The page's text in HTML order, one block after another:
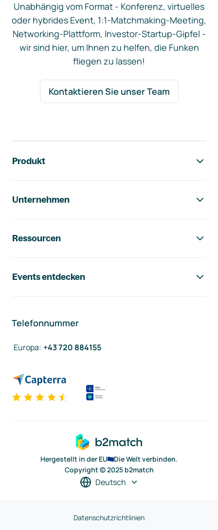
Unabhängig vom Format - Konferenz, virtuelles
oder hybrides Event, 1:1-Matchmaking-Meeting,
Networking-Plattform, Investor-Startup-Gipfel -
wir sind hier, um Ihnen zu helfen, die Funken
fliegen zu lassen!
Kontaktieren Sie unser Team
Produkt
Unternehmen
Ressourcen
Events entdecken
Telefonnummer
Europa: +43 720 884155
Hergestellt in der EU
Die Welt verbinden.
Copyright © 2025 b2match
Deutsch
Datenschutzrichtlinien